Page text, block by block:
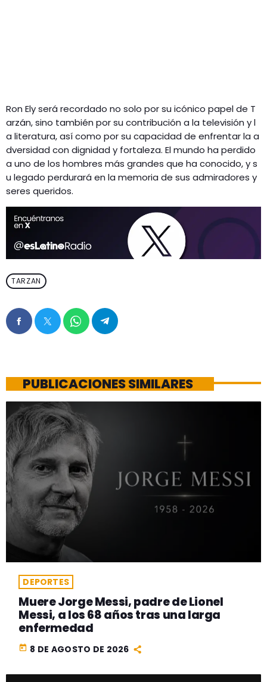
Ron Ely será recordado no solo por su icónico papel de T
arzán, sino también por su contribución a la televisión y l
a literatura, así como por su capacidad de enfrentar la a
dversidad con dignidad y fortaleza. El mundo ha perdido
a uno de los hombres más grandes que ha conocido, y s
u legado perdurará en la memoria de sus admiradores y
seres queridos.
TARZAN
PUBLICACIONES SIMILARES
DEPORTES
Muere Jorge Messi, padre de Lionel
Messi, a los 68 años tras una larga
enfermedad
today 8 DE AGOSTO DE 2026